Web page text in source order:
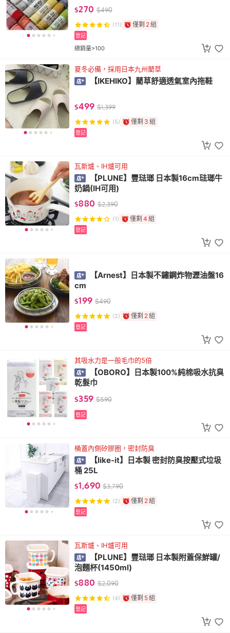
$270 $490
(11) 僅剩 2組
總銷量>100
登記
夏冬必備，採用日本九州藺草
【IKEHIKO】藺草舒適透氣室內拖鞋
$499 $1,399
(5) 僅剩 3 組
登記
瓦斯爐、IH爐可用
【PLUNE】豐琺瑯 日本製16cm琺瑯牛
奶鍋(IH可用)
$880 $2,390
(1) 僅剩 4 組
登記
【Arnest】日本製不鏽鋼炸物瀝油盤16
cm
$199 $490
(2) 僅剩 2組
登記
其吸水力是一般毛巾的5倍
【OBORO】日本製100%純棉吸水抗臭
乾髮巾
$359 $590
登記
桶蓋內側矽膠圈，密封防臭
【like-it】日本製 密封防臭按壓式垃圾
桶 25L
$1,690 $3,790
(2) 僅剩 2組
登記
瓦斯爐、IH爐可用
【PLUNE】豐琺瑯 日本製附蓋保鮮罐/
泡麵杯(1450ml)
$880 $2,090
(4) 僅剩 5組
登記